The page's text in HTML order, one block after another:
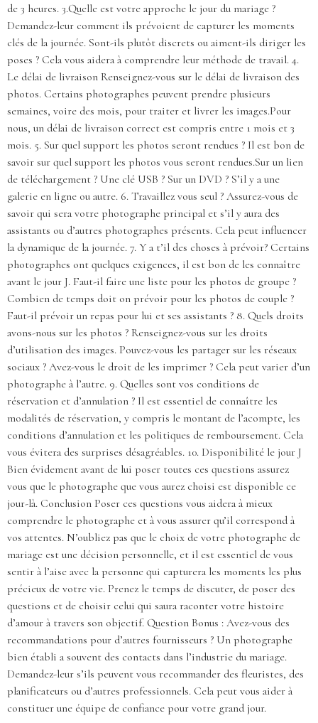
de 3 heures. 3.Quelle est votre approche le jour du mariage ?
Demandez-leur comment ils prévoient de capturer les moments
clés de la journée. Sont-ils plutôt discrets ou aiment-ils diriger les
poses ? Cela vous aidera à comprendre leur méthode de travail. 4.
Le délai de livraison Renseignez-vous sur le délai de livraison des
photos. Certains photographes peuvent prendre plusieurs
semaines, voire des mois, pour traiter et livrer les images.Pour
nous, un délai de livraison correct est compris entre 1 mois et 3
mois. 5. Sur quel support les photos seront rendues ? Il est bon de
savoir sur quel support les photos vous seront rendues.Sur un lien
de téléchargement ? Une clé USB ? Sur un DVD ? S’il y a une
galerie en ligne ou autre. 6. Travaillez vous seul ? Assurez-vous de
savoir qui sera votre photographe principal et s’il y aura des
assistants ou d’autres photographes présents. Cela peut influencer
la dynamique de la journée. 7. Y a t’il des choses à prévoir? Certains
photographes ont quelques exigences, il est bon de les connaître
avant le jour J. Faut-il faire une liste pour les photos de groupe ?
Combien de temps doit on prévoir pour les photos de couple ?
Faut-il prévoir un repas pour lui et ses assistants ? 8. Quels droits
avons-nous sur les photos ? Renseignez-vous sur les droits
d’utilisation des images. Pouvez-vous les partager sur les réseaux
sociaux ? Avez-vous le droit de les imprimer ? Cela peut varier d’un
photographe à l’autre. 9. Quelles sont vos conditions de
réservation et d’annulation ? Il est essentiel de connaître les
modalités de réservation, y compris le montant de l’acompte, les
conditions d’annulation et les politiques de remboursement. Cela
vous évitera des surprises désagréables. 10. Disponibilité le jour J
Bien évidement avant de lui poser toutes ces questions assurez
vous que le photographe que vous aurez choisi est disponible ce
jour-là. Conclusion Poser ces questions vous aidera à mieux
comprendre le photographe et à vous assurer qu’il correspond à
vos attentes. N’oubliez pas que le choix de votre photographe de
mariage est une décision personnelle, et il est essentiel de vous
sentir à l’aise avec la personne qui capturera les moments les plus
précieux de votre vie. Prenez le temps de discuter, de poser des
questions et de choisir celui qui saura raconter votre histoire
d’amour à travers son objectif. Question Bonus : Avez-vous des
recommandations pour d’autres fournisseurs ? Un photographe
bien établi a souvent des contacts dans l’industrie du mariage.
Demandez-leur s’ils peuvent vous recommander des fleuristes, des
planificateurs ou d’autres professionnels. Cela peut vous aider à
constituer une équipe de confiance pour votre grand jour.